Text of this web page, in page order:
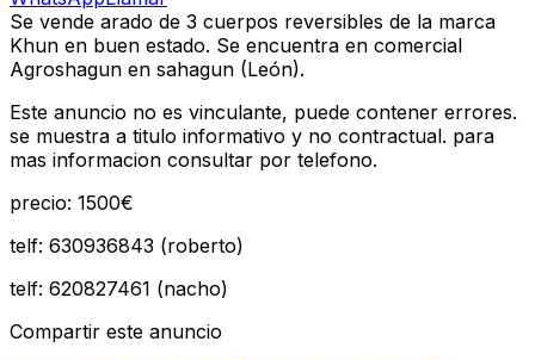
Se vende arado de 3 cuerpos reversibles de la marca
Khun en buen estado. Se encuentra en comercial
Agroshagun en sahagun (León).
Este anuncio no es vinculante, puede contener errores.
se muestra a titulo informativo y no contractual. para
mas informacion consultar por telefono.
precio: 1500€
telf: 630936843 (roberto)
telf: 620827461 (nacho)
Compartir este anuncio